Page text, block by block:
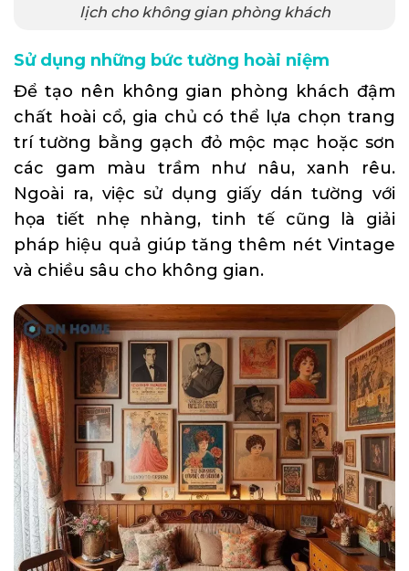
lịch cho không gian phòng khách
Sử dụng những bức tường hoài niệm
Để tạo nên không gian phòng khách đậm
chất hoài cổ, gia chủ có thể lựa chọn trang
trí tường bằng gạch đỏ mộc mạc hoặc sơn
các gam màu trầm như nâu, xanh rêu.
Ngoài ra, việc sử dụng giấy dán tường với
họa tiết nhẹ nhàng, tinh tế cũng là giải
pháp hiệu quả giúp tăng thêm nét Vintage
và chiều sâu cho không gian.